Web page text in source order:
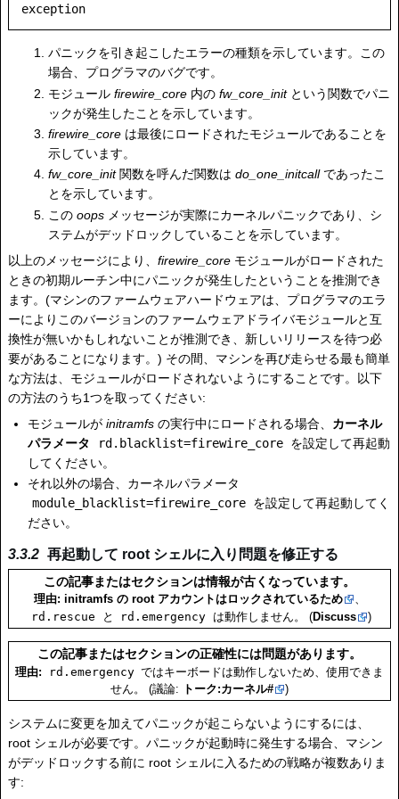
exception
パニックを引き起こしたエラーの種類を示しています。この
場合、プログラマのバグです。
モジュール firewire_core内の fw_core_initという関数でパニ
ックが発生したことを示しています。
firewire_coreは最後にロードされたモジュールであることを
示しています。
fw_core_init関数を呼んだ関数は do_one_initcallであったこ
とを示しています。
この oopsメッセージが実際にカーネルパニックであり、シ
ステムがデッドロックしていることを示しています。
以上のメッセージにより、 firewire_core モジュールがロードされた
ときの初期ルーチン中にパニックが発生したということを推測でき
ます。(マシンのファームウェアハードウェアは、プログラマのエラ
ーによりこのバージョンのファームウェアドライバモジュールと互
換性が無いかもしれないことが推測でき、新しいリリースを待つ必
要があることになります。) その間、マシンを再び走らせる最も簡単
な方法は、モジュールがロードされないようにすることです。以下
の方法のうち1つを取ってください:
モジュールがinitramfs の実行中にロードされる場合、 カーネル
パラメータ
rd.blacklist=firewire_core を設定して再起動
してください。
それ以外の場合、カーネルパラメータ
module_blacklist=firewire_core を設定して再起動してく
ださい。
再起動して root シェルに入り問題を修正する
この記事またはセクションは情報が古くなっています。
理由: initramfs の root アカウントはロックされているため 、
rd.rescue と rd.emergency は動作しません。 (Discuss )
この記事またはセクションの正確性には問題があります。
理由: rd.emergency ではキーボードは動作しないため、使用できま
せん。 (議論:
トーク:カーネル# )
システムに変更を加えてパニックが起こらないようにするには、
root シェルが必要です。パニックが起動時に発生する場合、マシン
がデッドロックする前に root シェルに入るための戦略が複数ありま
す: